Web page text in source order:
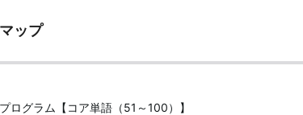
ップ
ログラム【コア単語（51～100）】